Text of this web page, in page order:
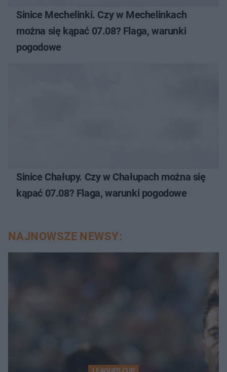
Sinice Mechelinki. Czy w Mechelinkach
można się kąpać 07.08? Flaga, warunki
pogodowe
Sinice Chałupy. Czy w Chałupach można się
kąpać 07.08? Flaga, warunki pogodowe
NAJNOWSZE NEWSY: